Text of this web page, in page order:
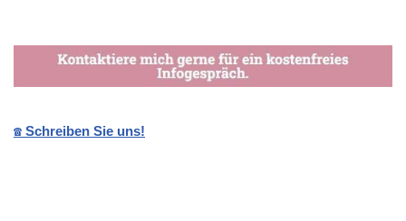
☎️ Schreiben Sie uns!